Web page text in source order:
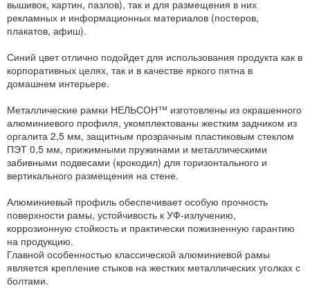
вышивок, картин, пазлов), так и для размещения в них
рекламных и информационных материалов (постеров,
плакатов, афиш).
Синий цвет отлично подойдет для использования продукта как в
корпоративных целях, так и в качестве яркого пятна в
домашнем интерьере.
Металлические рамки НЕЛЬСОН™ изготовлены из окрашенного
алюминиевого профиля, укомплектованы жестким задником из
оргалита 2,5 мм, защитным прозрачным пластиковым стеклом
ПЭТ 0,5 мм, прижимными пружинами и металлическими
забивными подвесами (крокодил) для горизонтального и
вертикального размещения на стене.
Алюминиевый профиль обеспечивает особую прочность
поверхности рамы, устойчивость к УФ-излучению,
коррозионную стойкость и практически пожизненную гарантию
на продукцию.
Главной особенностью классической алюминиевой рамы
является крепление стыков на жестких металлических уголках с
болтами.